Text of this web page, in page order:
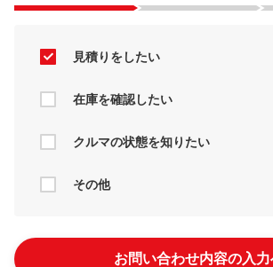
見積りをしたい
在庫を確認したい
クルマの状態を知りたい
その他
お問い合わせ内容の入力